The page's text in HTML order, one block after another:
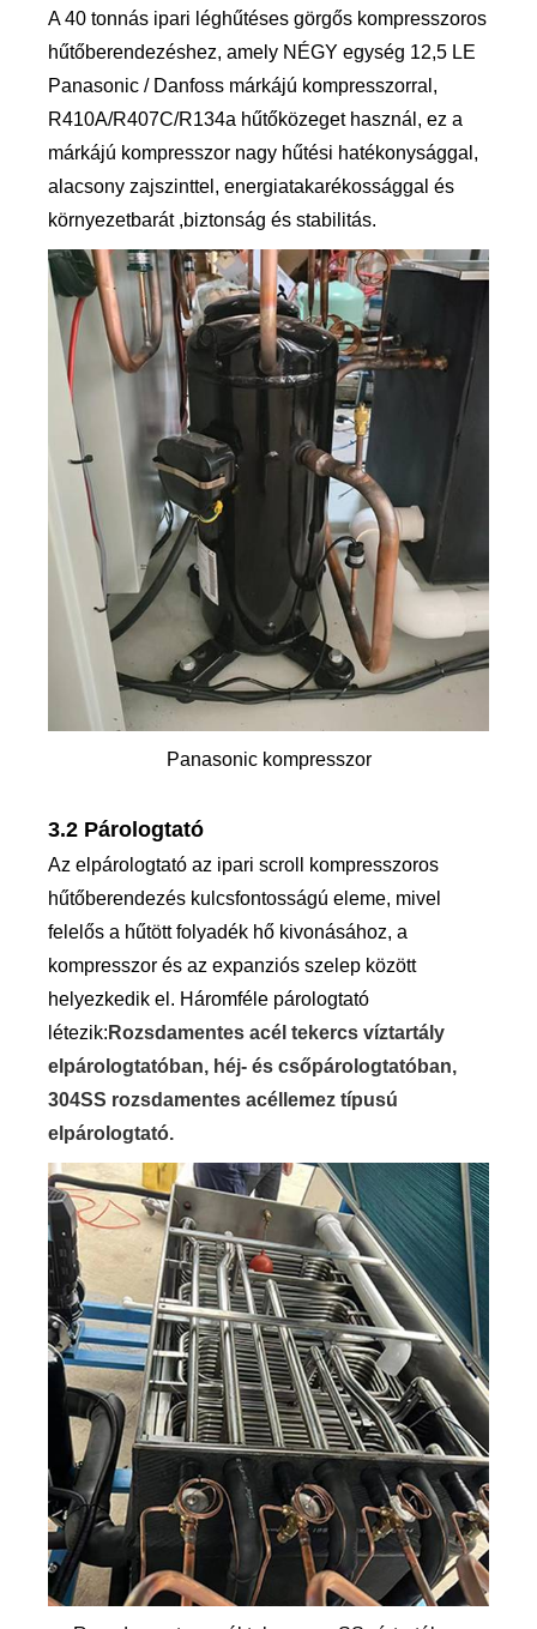
A 40 tonnás ipari léghűtéses görgős kompresszoros
hűtőberendezéshez, amely NÉGY egység 12,5 LE
Panasonic / Danfoss márkájú kompresszorral,
R410A/R407C/R134a hűtőközeget használ, ez a
márkájú kompresszor nagy hűtési hatékonysággal,
alacsony zajszinttel, energiatakarékossággal és
környezetbarát ,biztonság és stabilitás.
Panasonic kompresszor
3.2 Párologtató
Az elpárologtató az ipari scroll kompresszoros
hűtőberendezés kulcsfontosságú eleme, mivel
felelős a hűtött folyadék hő kivonásához, a
kompresszor és az expanziós szelep között
helyezkedik el. Háromféle párologtató
létezik: Rozsdamentes acél tekercs víztartály
elpárologtatóban, héj- és csőpárologtatóban,
304SS rozsdamentes acéllemez típusú
elpárologtató.